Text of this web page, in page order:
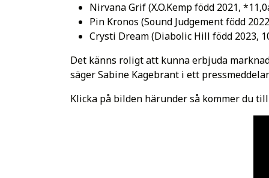
Nirvana Grif (X.O.Kemp född 2021,
Pin Kronos (Sound Judgement född
Crysti Dream (Diabolic Hill född 2023,
Det känns roligt att kunna erbjuda
säger Sabine Kagebrant i ett
Klicka på bilden härunder så kommer du